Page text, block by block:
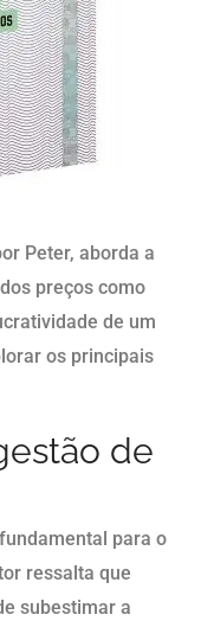
Peter, aborda a
preços como
de um
os principais
de
para o
ressalta que
subestimar a